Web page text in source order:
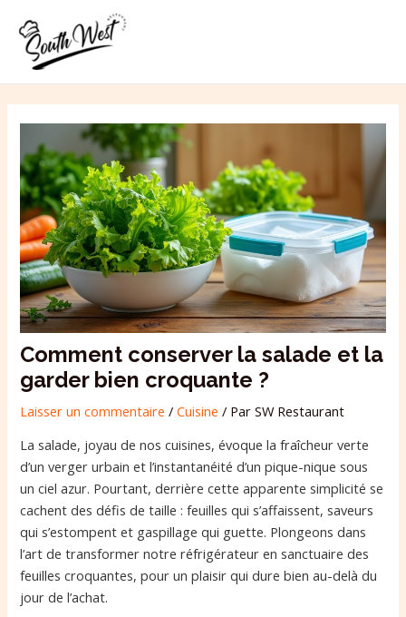
contenu
Comment conserver la salade et la
garder bien croquante ?
Laisser un commentaire /Cuisine / ParSW Restaurant
La salade, joyau de nos cuisines, évoque la fraîcheur verte
d’un verger urbain et l’instantanéité d’un pique-nique sous
un ciel azur. Pourtant, derrière cette apparente simplicité se
cachent des défis de taille : feuilles qui s’affaissent, saveurs
qui s’estompent et gaspillage qui guette. Plongeons dans
l’art de transformer notre réfrigérateur en sanctuaire des
feuilles croquantes, pour un plaisir qui dure bien au-delà du
jour de l’achat.